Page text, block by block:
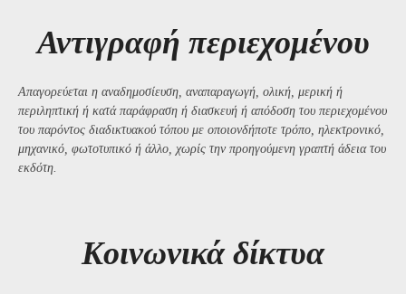
Αντιγραφή περιεχομένου
Απαγορεύεται η αναδημοσίευση, αναπαραγωγή, ολική, μερική ή
περιληπτική ή κατά παράφραση ή διασκευή ή απόδοση του περιεχομένου
του παρόντος διαδικτυακού τόπου με οποιονδήποτε τρόπο, ηλεκτρονικό,
μηχανικό, φωτοτυπικό ή άλλο, χωρίς την προηγούμενη γραπτή άδεια του
εκδότη.
Kοινωνικά δίκτυα